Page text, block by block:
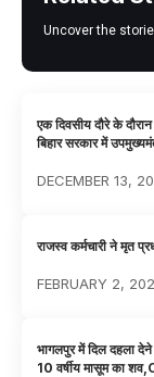
Uncover the
एक दिवसीय दौरे के
बिहार सरकार में
DECEMBER 13,
राजस्व कर्मचारी ने मृत
FEBRUARY 2,
भागलपुर में दिल दहला
10 वर्षीय मासूम का